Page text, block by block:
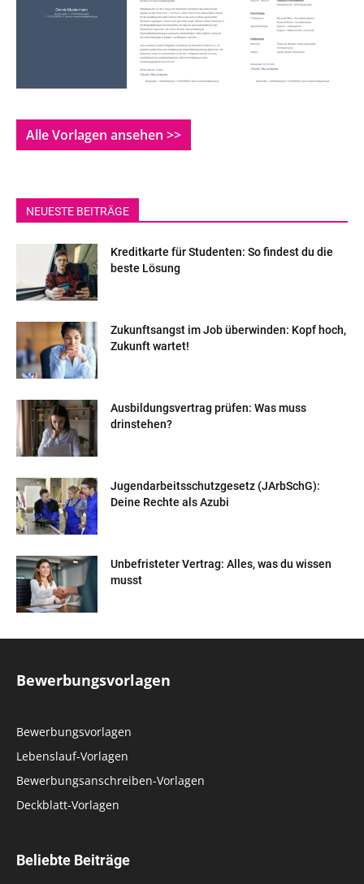
Alle Vorlagen ansehen >>
NEUESTE BEITRÄGE
Kreditkarte für Studenten: So findest du die
beste Lösung
Zukunftsangst im Job überwinden: Kopf hoch,
Zukunft wartet!
Ausbildungsvertrag prüfen: Was muss
drinstehen?
Jugendarbeitsschutzgesetz (JArbSchG):
Deine Rechte als Azubi
Unbefristeter Vertrag: Alles, was du wissen
musst
Bewerbungsvorlagen
Bewerbungsvorlagen
Lebenslauf-Vorlagen
Bewerbungsanschreiben-Vorlagen
Deckblatt-Vorlagen
Beliebte Beiträge